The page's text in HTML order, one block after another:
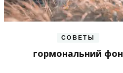
СОВЕТЫ
гормональний фон